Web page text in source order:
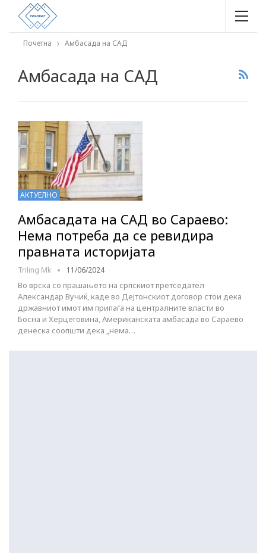
Почетна Амбасада на САД
Амбасада на САД
АКТУЕЛНО
Амбасадата на САД во Сараево:
Нема потреба да се ревидира
правната историјата
Triling Mk 11/06/2024
Во врска со прашањето на српскиот претседател
Александар Вучиќ, каде во Дејтонскиот договор стои дека
државниот имот им припаѓа на централните власти во
Босна и Херцеговина, Американската амбасада во Сараево
денеска соопшти дека „нема…